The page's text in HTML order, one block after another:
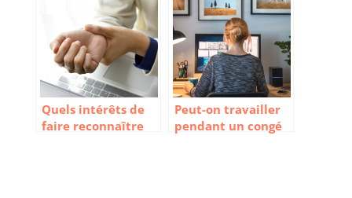
Quels intérêts de
faire reconnaître
Peut-on travailler
pendant un congé